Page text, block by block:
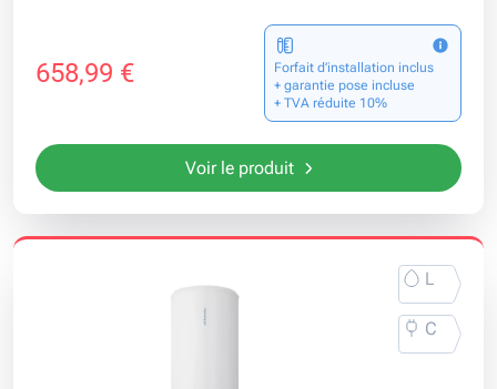
658,99 €
Forfait d’installation inclus
+ garantie pose incluse
+ TVA réduite 10%
Voir le produit
L
C